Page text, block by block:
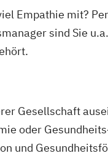
Empathie mit?
sind Sie
Gesellschaft
oder
und